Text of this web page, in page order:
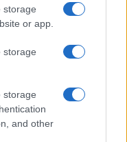
storage
or app.
storage
storage
and other
onder druk